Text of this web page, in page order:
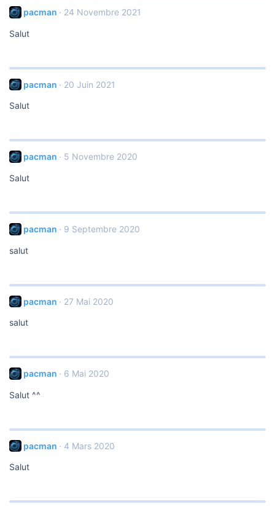
pacman 24 Novembre 2021
Salut
pacman 20 Juin 2021
Salut
pacman 5 Novembre 2020
Salut
pacman 9 Septembre 2020
salut
pacman 27 Mai 2020
salut
pacman 6 Mai 2020
Salut ^^
pacman 4 Mars 2020
Salut